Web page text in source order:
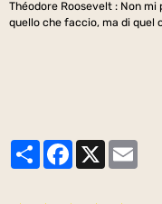
Théodore Roosevelt : Non
quello che faccio, ma di quel
PartagerFacebook